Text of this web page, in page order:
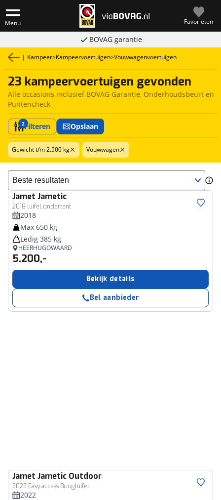
Menu Favorieten
BOVAG garantie
| Kampeer>Kampeervoertuigen>Vouwwagenvoertuigen
23 kampeervoertuigen gevonden
Alle occasions inclusief BOVAG Garantie, Onderhoudsbeurt en
Puntencheck
2Filteren Opslaan
Gewicht t/m 2.500 kg Vouwwagen
Sorteer resultaten
Jamet Jametic
2018 luifel,ondertent
2018
Max 650 kg
Ledig 385 kg
HEERHUGOWAARD
5.200,-
Bekijk details
Bel aanbieder
Jamet Jametic Outdoor
2023 Easy access Boogluifel
2022